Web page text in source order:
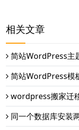
相关文章
简站WordPress主
简站WordPress模
wordpress搬家迁
同一个数据库安装